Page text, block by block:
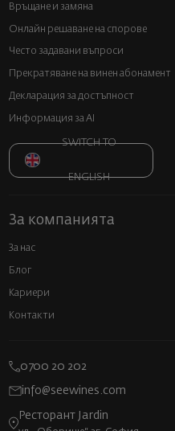
Връщане и замяна
Онлайн решаване на спорове
Често задавани въпроси
Прекратяване на винен абонамент
Декларация за достъпност
Информация за AI
SWITCH TO
ENGLISH
За компанията
За нас
Блог
Кариери
Контакти
0700 20 202
info@seewines.com
Ресторант Jardin